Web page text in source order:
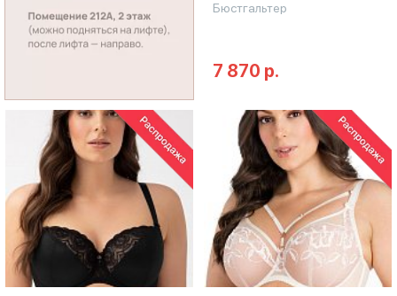
Бюстгальтер
7 870 р.